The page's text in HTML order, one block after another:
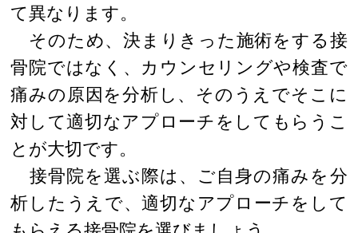
て異なります。
そのため、決まりきった施術をする接
骨院ではなく、カウンセリングや検査で
痛みの原因を分析し、そのうえでそこに
対して適切なアプローチをしてもらうこ
とが大切です。
接骨院を選ぶ際は、ご自身の痛みを分
析したうえで、適切なアプローチをして